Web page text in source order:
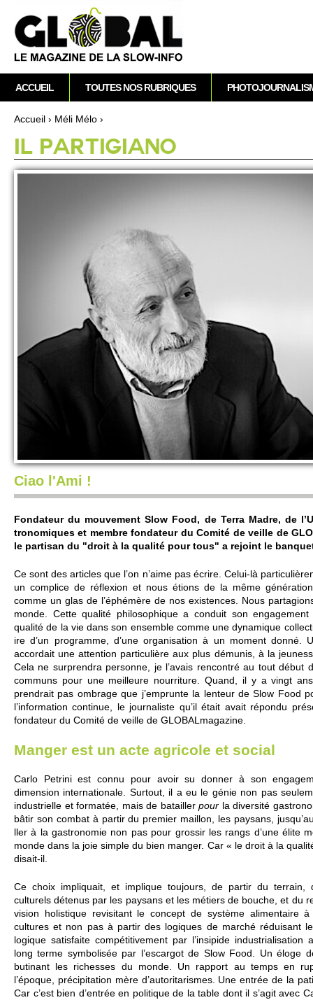
Vous êtes ici
Accueil › Méli Mélo ›
IL PARTIGIANO
Ciao l'Ami !
Fondateur du mouve­ment Slow Food, de Terra Madre, de
trono­miques et me­mbre fondateur du Comité de ve­i­lle de
le parti­san du "droit à la qualité pour tous" a re­joint le
Ce sont des articles que l’on n’aime pas écrire. Ce­lui-là
un co­m­plice de réflexion et nous étions de la même
comme un glas de l’éphémère de nos existences. Nous
monde. Cette qualité phi­loso­phique a conduit son
qualité de la vie dans son ense­mble comme une dyn­amique
ire d’un programme, d’une organisation à un mo­ment donné.
accordait une attention parti­culière aux plus démunis, à la
Cela ne sur­prendra personne, je l’avais rencontré au tout début
co­mmuns pour une mei­lleure nourri­ture. Quand, il y a vingt
prendrait pas om­brage que j’em­prunte la lenteur de Slow Food
l’information continue, le journaliste qu’il était avait répondu
fondateur du Comité de ve­i­lle de GLOBALmagazine.
Manger est un acte agri­cole et so­cial
Carlo Pe­trini est connu pour avoir su donner à son
dimension inte­rnati­onale. Surtout, il a eu le génie non pas
indus­tri­e­lle et formatée, mais de batai­llerpour la dive­rsité
bâtir son co­mbat à partir du pre­mier mai­llon, les paysans,
ller à la gas­trono­mie non pas pour gro­ssir les rangs d’une élite
monde dans la joie si­mple du bien manger. Car « le droit à la
disait-il.
Ce choix im­pli­quait, et im­plique to­ujours, de partir du te­rrain,
culturels détenus par les paysans et les métiers de bo­uche, et du
vi­sion ho­listique re­vi­si­tant le concept de système alimentaire
cultures et non pas à partir des logiques de marché réduisant
logique sati­sfaite compéti­ti­ve­ment par l’insi­pide indus­tri­alisation
long terme sy­mbo­lisée par l’escargot de Slow Food. Un éloge
butinant les ri­chesses du monde. Un rapport au temps en
l’époque, préci­pi­tation mère d’auto­ri­tari­smes. Une entrée de la
Car c’est bien d’entrée en po­litique de la table dont il s’agit avec
M
e
n
r
i
ACCUEIL TOUTES NOS RUBRIQUES